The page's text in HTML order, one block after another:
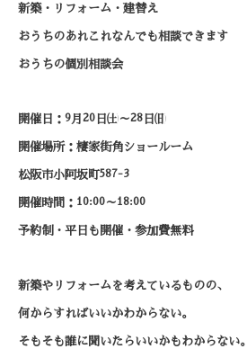
新築・リフォーム・建替え
おうちのあれこれなんでも相談できます
おうちの個別相談会
開催日： 9月20 日㈯～28 日㈰
開催場所：棲家街角ショールーム
松阪市小阿坂町587-3
開催時間： 10:00～18:00
予約制・平日も開催・参加費無料
新築やリフォームを考えているものの、
何からすればいいかわからない。
そもそも誰に聞いたらいいかもわからない。